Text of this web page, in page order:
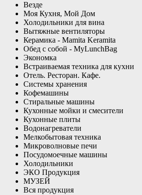
Везде
Моя Кухня, Мой Дом
Холодильники для вина
Вытяжные вентиляторы
Керамика - Mamita Keramita
Обед с собой - MyLunchBag
Экономка
Встраиваемая техника для кухни
Отель. Ресторан. Кафе.
Системы хранения
Кофемашины
Стиральные машины
Кухонные мойки и смесители
Кухонные плиты
Водонагреватели
Мелкобытовая техника
Микроволновые печи
Посудомоечные машины
Холодильники
ЭКО Продукция
МУЗЕЙ
Вся продукция